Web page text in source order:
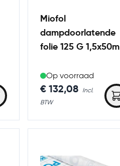
Miofol
dampdoorlatende
folie 125 G 1,5x50m
Op voorraad
€ 132,08